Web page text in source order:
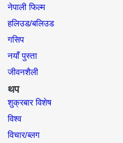
नेपाली फिल्म
हलिउड/बलिउड
गसिप
नयाँ पुस्ता
जीवनशैली
थप
शुक्रबार विशेष
विश्व
विचार/ब्लग